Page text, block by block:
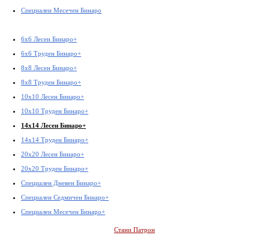
Специален Месечен Бинаро
6x6 Лесен Бинаро+
6x6 Труден Бинаро+
8x8 Лесен Бинаро+
8x8 Труден Бинаро+
10x10 Лесен Бинаро+
10x10 Труден Бинаро+
14x14 Лесен Бинаро+
14x14 Труден Бинаро+
20x20 Лесен Бинаро+
20x20 Труден Бинаро+
Специален Дневен Бинаро+
Специален Седмичен Бинаро+
Специален Месечен Бинаро+
Стани Патрон